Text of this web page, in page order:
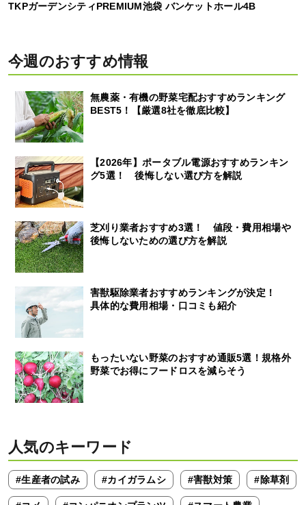
TKPガーデンシティPREMIUM池袋 バンケットホール4B
今週のおすすめ情報
無農薬・有機の野菜宅配おすすめランキング
BEST5！【厳選8社を徹底比較】
【2026年】ポータブル電源おすすめランキン
グ5選！ 後悔しない選び方を解説
芝刈り業者おすすめ3選！ 値段・費用相場や
後悔しないための選び方を解説
害獣駆除業者おすすめランキングが決定！
具体的な費用相場・口コミも紹介
もったいない野菜のおすすめ通販5選！規格外
野菜でお得にフードロスを減らそう
人気のキーワード
#生産者の試み #カイガラムシ #害獣対策 #除草剤